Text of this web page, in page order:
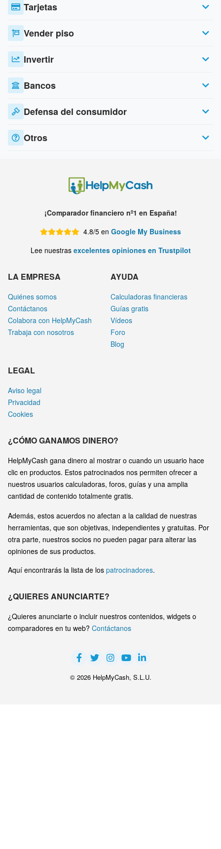
Tarjetas
Vender piso
Invertir
Bancos
Defensa del consumidor
Otros
¡Comparador financiero nº1 en España!
4.8/5 en Google My Business
Lee nuestras excelentes opiniones en Trustpilot
LA EMPRESA
Quiénes somos
Contáctanos
Colabora con HelpMyCash
Trabaja con nosotros
AYUDA
Calculadoras financieras
Guías gratis
Vídeos
Foro
Blog
LEGAL
Aviso legal
Privacidad
Cookies
¿CÓMO GANAMOS DINERO?
HelpMyCash gana dinero al mostrar o cuando un usuario hace
clic en productos. Estos patrocinados nos permiten ofrecer a
nuestros usuarios calculadoras, foros, guías y una amplia
cantidad de contenido totalmente gratis.
Además, estos acuerdos no afectan a la calidad de nuestras
herramientas, que son objetivas, independientes y gratuitas. Por
otra parte, nuestros socios no pueden pagar para alterar las
opiniones de sus productos.
Aquí encontrarás la lista de los patrocinadores.
¿QUIERES ANUNCIARTE?
¿Quieres anunciarte o incluir nuestros contenidos, widgets o
comparadores en tu web? Contáctanos
© 2026 HelpMyCash, S.L.U.